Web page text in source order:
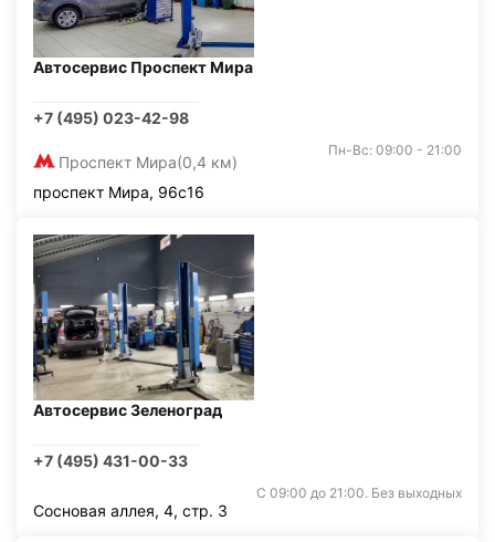
Автосервис Проспект Мира
+7 (495) 023-42-98
Проспект Мира(0,4 км)
Пн-Вс: 09:00 - 21:00
проспект Мира, 96с16
Автосервис Зеленоград
+7 (495) 431-00-33
С 09:00 до 21:00. Без выходных
Сосновая аллея, 4, стр. 3